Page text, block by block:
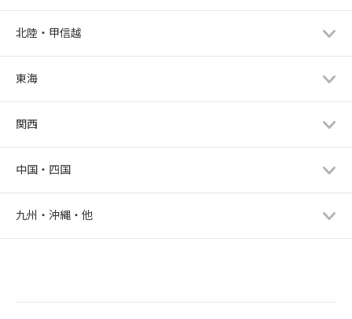
北陸・甲信越
東海
関西
中国・四国
九州・沖縄・他